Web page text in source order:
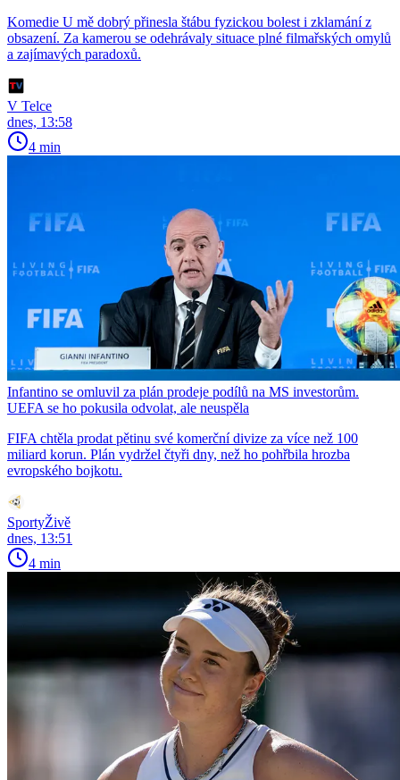
Komedie U mě dobrý přinesla štábu fyzickou bolest i zklamání z
obsazení. Za kamerou se odehrávaly situace plné filmařských omylů
a zajímavých paradoxů.
V Telce
dnes, 13:58
4 min
Infantino se omluvil za plán prodeje podílů na MS investorům.
UEFA se ho pokusila odvolat, ale neuspěla
FIFA chtěla prodat pětinu své komerční divize za více než 100
miliard korun. Plán vydržel čtyři dny, než ho pohřbila hrozba
evropského bojkotu.
SportyŽivě
dnes, 13:51
4 min